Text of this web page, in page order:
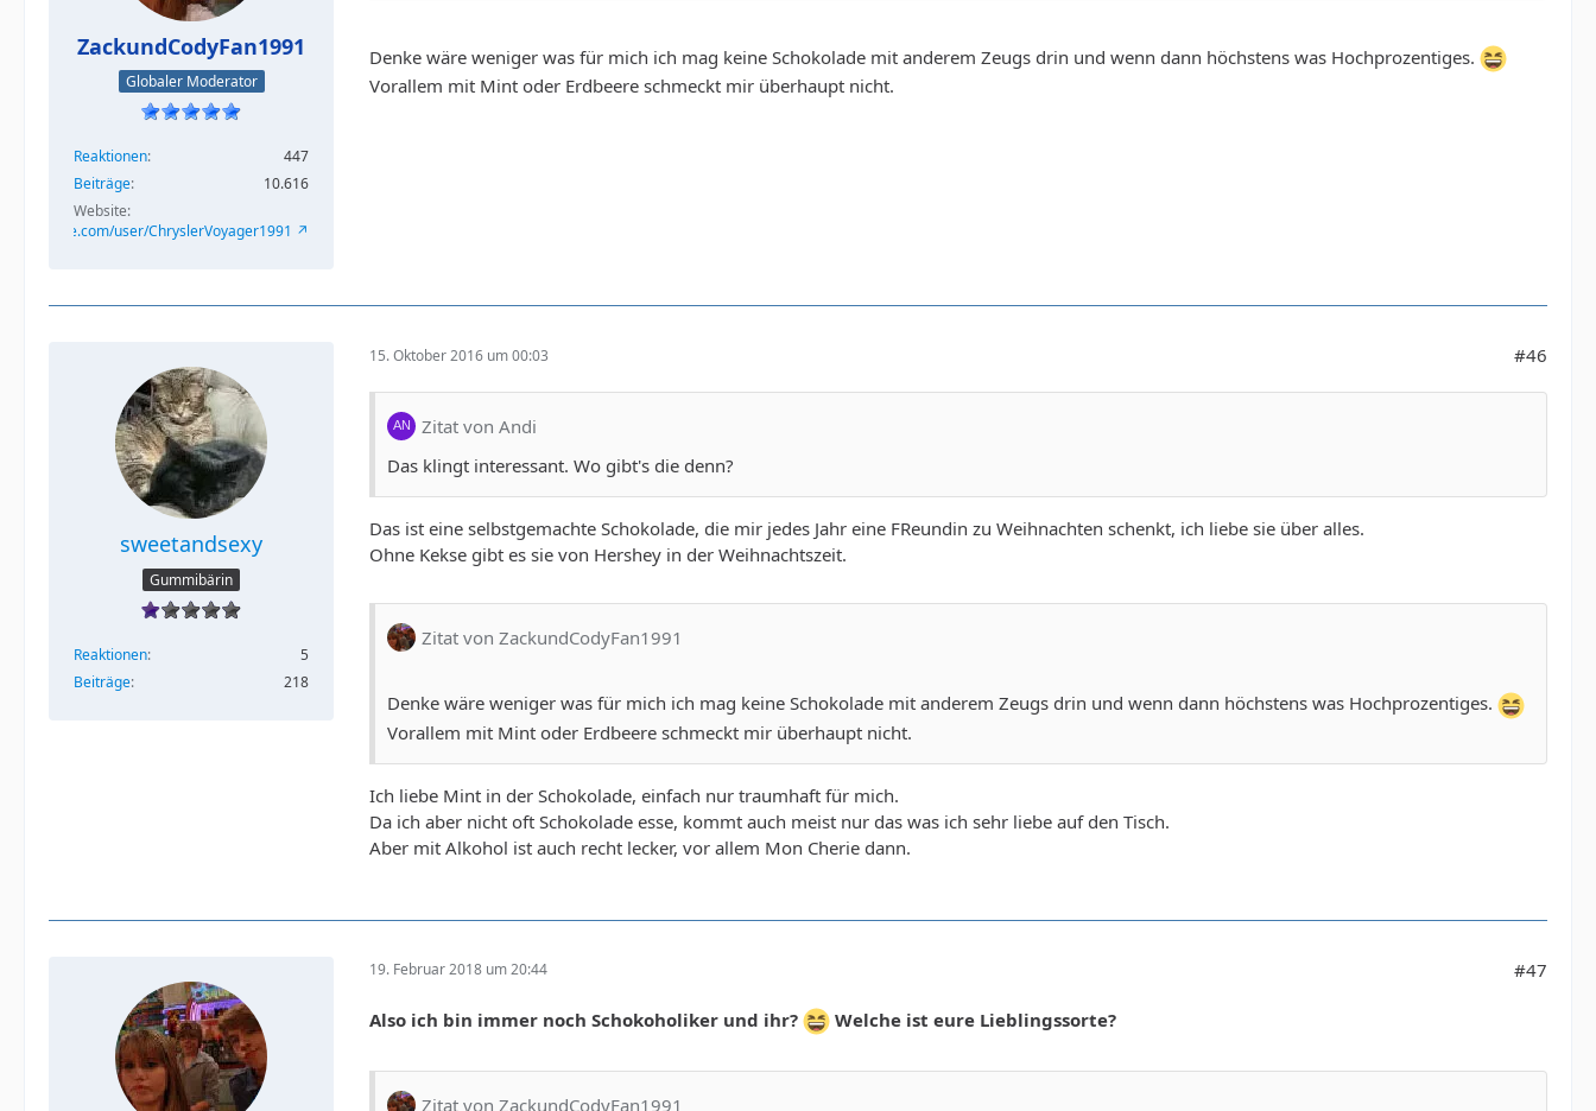
ZackundCodyFan1991
Globaler Moderator
Reaktionen
447
Beiträge
10.616
Website
user/ChryslerVoyager1991
Denke wäre weniger was für mich ich mag keine Schokolade mit anderem Zeugs drin und wenn dann höchstens was Hochprozentiges.
Vorallem mit Mint oder Erdbeere schmeckt mir überhaupt nicht.
sweetandsexy
Gummibärin
Reaktionen
5
Beiträge
218
15. Oktober 2016 um 00:03 #46
Zitat von Andi
Das klingt interessant. Wo gibt's die denn?
Das ist eine selbstgemachte Schokolade, die mir jedes Jahr eine FReundin zu Weihnachten schenkt, ich liebe sie über alles.
Ohne Kekse gibt es sie von Hershey in der Weihnachtszeit.
Zitat von ZackundCodyFan1991
Denke wäre weniger was für mich ich mag keine Schokolade mit anderem Zeugs drin und wenn dann höchstens was Hochprozentiges.
Vorallem mit Mint oder Erdbeere schmeckt mir überhaupt nicht.
Ich liebe Mint in der Schokolade, einfach nur traumhaft für mich.
Da ich aber nicht oft Schokolade esse, kommt auch meist nur das was ich sehr liebe auf den Tisch.
Aber mit Alkohol ist auch recht lecker, vor allem Mon Cherie dann.
19. Februar 2018 um 20:44 #47
Also ich bin immer noch Schokoholiker und ihr? Welche ist eure Lieblingssorte?
Zitat von ZackundCodyFan1991